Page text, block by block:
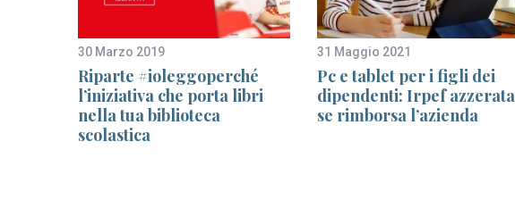
30 Marzo 2019
Riparte #ioleggoperché
l’iniziativa che porta libri
nella tua biblioteca
scolastica
31 Maggio 2021
Pc e tablet per i figli dei
dipendenti: Irpef azzerata
se rimborsa l’azienda